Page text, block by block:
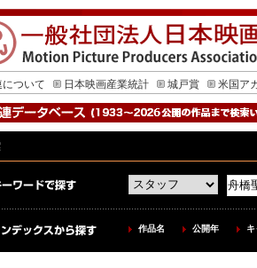
について 日本映画産業統計 城戸賞 米国ア
作品名 公開年